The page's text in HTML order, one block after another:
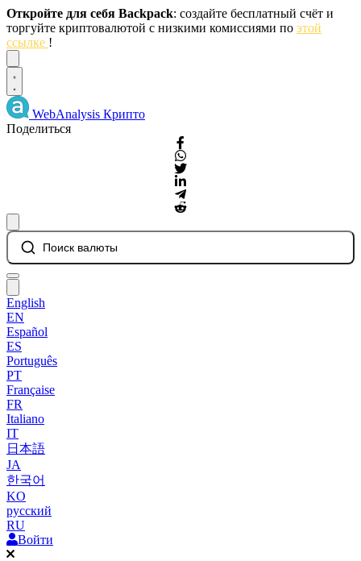
Откройте для себя Backpack: создайте бесплатный счёт и
торгуйте криптовалютой с низкими комиссиями по этой
ссылке !
WebAnalysis Крипто
Поделиться
Поиск валюты
English
EN
Español
ES
Português
PT
Française
FR
Italiano
IT
日本語
JA
한국어
KO
русский
RU
Войти